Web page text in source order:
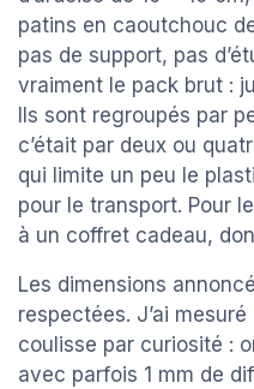
patins en caoutchouc
pas de support, pas
vraiment le pack brut :
Ils sont regroupés par
c’était par deux ou
qui limite un peu le
pour le transport. Pour
à un coffret cadeau,
Les dimensions
respectées. J’ai
coulisse par curiosité :
avec parfois 1 mm de